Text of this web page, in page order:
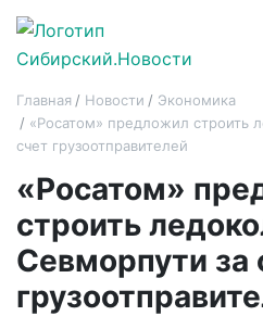
Главная Новости
Экономика
«Росатом» предложил строить
счет грузоотправителей
«Росатом»
строить
Севморпути за